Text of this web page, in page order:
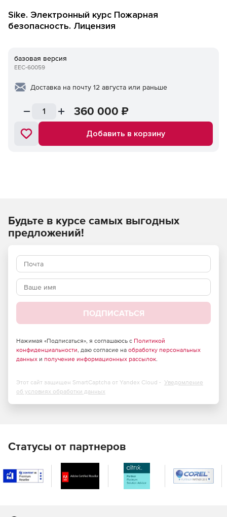
Sike. Электронный курс Пожарная
безопасность. Лицензия
базовая версия
EEC-60059
Доставка на почту 12 августа или раньше
360 000 ₽
Добавить в корзину
Будьте в курсе самых выгодных
предложений!
ПОДПИСАТЬСЯ
Нажимая «Подписаться», я соглашаюсь с Политикой
конфиденциальности, даю согласие на обработку персональных
данных и получение информационных рассылок.
Этот сайт защищен SmartCaptcha от Yandex Cloud - Уведомление
об условиях обработки данных
Статусы от партнеров